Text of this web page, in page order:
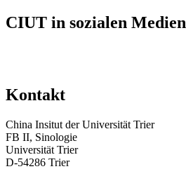
CIUT in sozialen Medien
Kontakt
China Insitut der Universität Trier
FB II, Sinologie
Universität Trier
D-54286 Trier